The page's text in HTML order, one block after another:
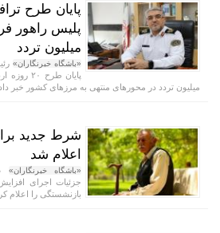
میلیون تردد
«باشگاه خبرنگاران»
میلیون تردد در محور‌های منتهی به مرز‌های کشور خبر داد.
شرط جدید
اعلام شد
«باشگاه خبرنگاران»
جزئیات اجرای
بازنشستگی را اعلام